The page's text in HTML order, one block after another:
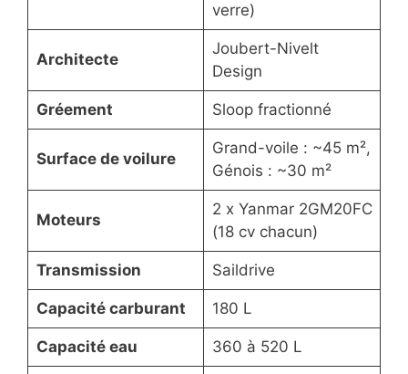
verre)
Architecte
Joubert-Nivelt
Design
Gréement Sloop fractionné
Surface de voilure
Grand-voile : ~45 m²,
Génois : ~30 m²
Moteurs
2 x Yanmar 2GM20FC
(18 cv chacun)
Transmission Saildrive
Capacité carburant 180 L
Capacité eau 360 à 520 L